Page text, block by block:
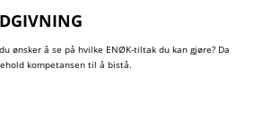
ønsker å se på hvilke ENØK-tiltak du kan gjøre? Da
kompetansen til å bistå.